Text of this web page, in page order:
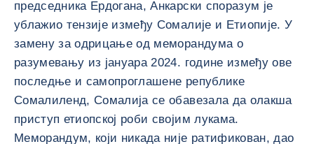
председника Ердогана, Анкарски споразум је
ублажио тензије између Сомалије и Етиопије. У
замену за одрицање од меморандума о
разумевању из јануара 2024. године између ове
последње и самопроглашене републике
Сомалиленд, Сомалија се обавезала да олакша
приступ етиопској роби својим лукама.
Меморандум, који никада није ратификован, дао